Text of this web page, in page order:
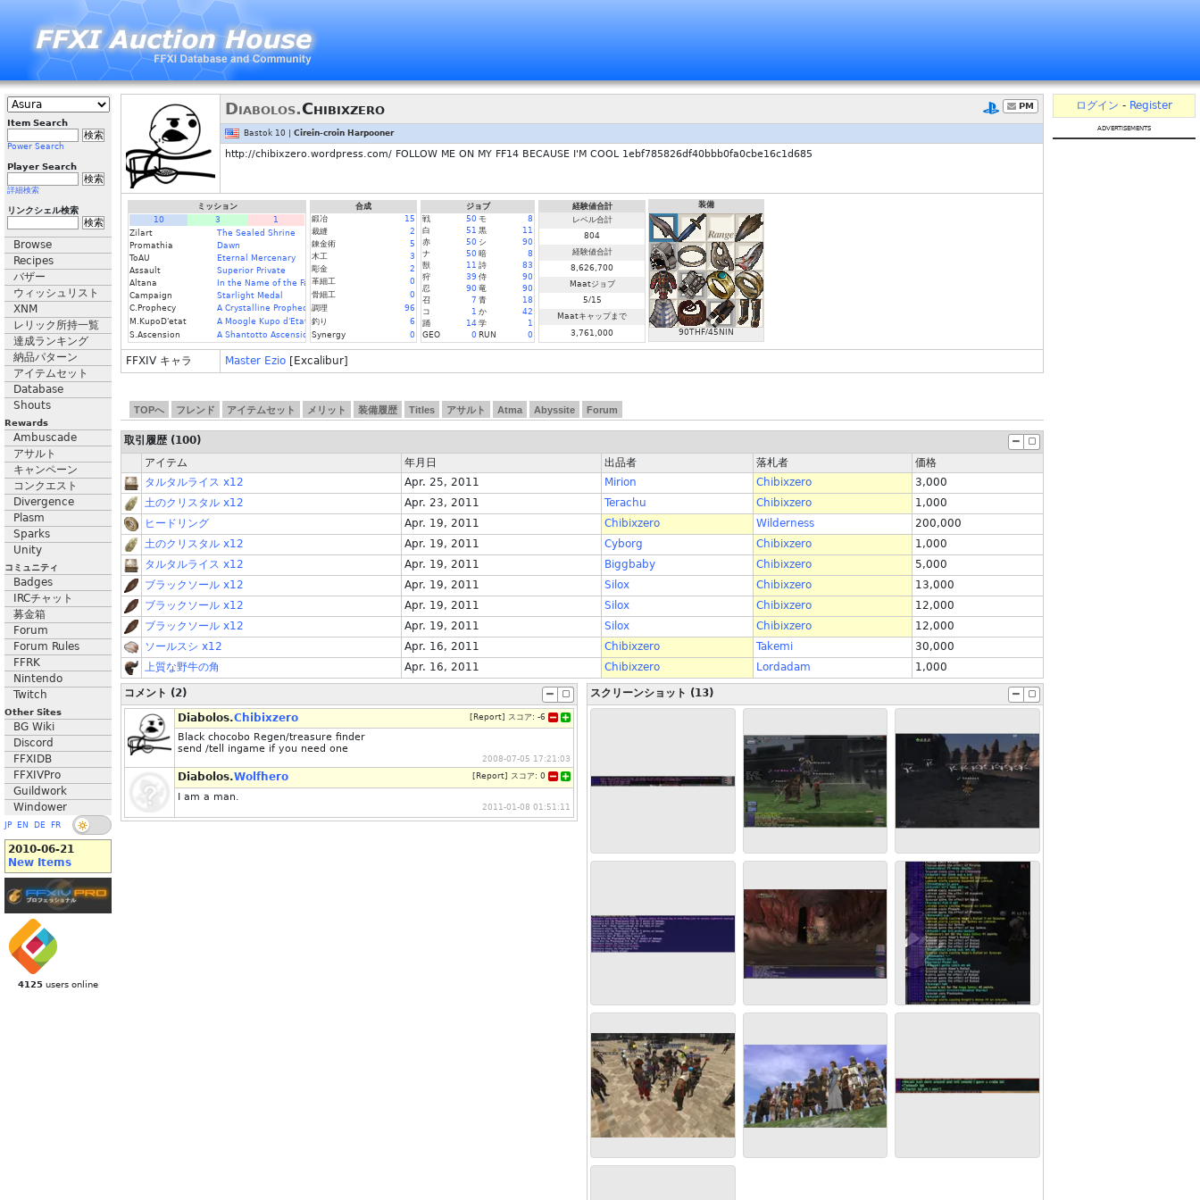
Item Search
Power Search
Player Search
詳細検索
リンクシェル検索
Browse
Recipes
バザー
ウィッシュリスト
XNM
レリック所持一覧
達成ランキング
納品パターン
アイテムセット
Database
Shouts
Rewards
Ambuscade
アサルト
キャンペーン
コンクエスト
Divergence
Plasm
Sparks
Unity
コミュニティ
Badges
IRCチャット
募金箱
Forum
Forum Rules
FFRK
Nintendo
Twitch
Other Sites
BG Wiki
Discord
FFXIDB
FFXIVPro
Guildwork
Windower
JP EN DE FR
2010-06-21
New Items
4125 users online
PM
Diabolos.Chibixzero
Bastok 10 | Cirein-croin Harpooner
http://chibixzero.wordpress.com/ FOLLOW ME ON MY FF14 BECAUSE I'M COOL 1ebf785826df40bbb0fa0cbe16c1d685
ミッション
10
3
1
Zilart
The Sealed Shrine
Promathia
Dawn
ToAU
Eternal Mercenary
Assault
Superior Private
Altana
In the Name of the Father
Campaign
Starlight Medal
C.Prophecy
A Crystalline Prophecy (Fin.)
M.KupoD'etat
A Moogle Kupo d'Etat
S.Ascension
A Shantotto Ascension
合成
鍛冶
15
裁縫
2
錬金術
5
木工
3
彫金
2
革細工
0
骨細工
0
調理
96
釣り
6
Synergy
0
ジョブ
戦
50 モ
8
白
51 黒
11
赤
50 シ
90
ナ
50 暗
8
獣
11 詩
83
狩
39 侍
90
忍
90 竜
90
召
7 青
18
コ
1 か
42
踊
14 学
1
GEO
0 RUN 0
経験値合計
レベル合計
804
経験値合計
8,626,700
Maatジョブ
5/15
Maatキャップまで
3,761,000
装備
90THF/45NIN
FFXIV キャラ Master Ezio [Excalibur]
TOPへ フレンド アイテムセット メリット 装備履歴 Titles アサルト Atma Abyssite Forum
取引履歴 (100)
アイテム
年月日 出品者 落札者
価格
タルタルライス x12
Apr. 25, 2011 Mirion Chibixzero
3,000
土のクリスタル x12
Apr. 23, 2011 Terachu Chibixzero
1,000
ヒードリング
Apr. 19, 2011 Chibixzero Wilderness
200,000
土のクリスタル x12
Apr. 19, 2011 Cyborg Chibixzero
1,000
タルタルライス x12
Apr. 19, 2011 Biggbaby Chibixzero
5,000
ブラックソール x12
Apr. 19, 2011 Silox Chibixzero
13,000
ブラックソール x12
Apr. 19, 2011 Silox Chibixzero
12,000
ブラックソール x12
Apr. 19, 2011 Silox Chibixzero
12,000
ソールスシ x12
Apr. 16, 2011 Chibixzero Takemi
30,000
上質な野牛の角
Apr. 16, 2011 Chibixzero Lordadam 1,000
コメント (2)
Diabolos.Chibixzero [ Report] スコア: -6
Black chocobo Regen/treasure finder
send /tell ingame if you need one
2008-07-05 17:21:03
Diabolos.Wolfhero [ Report] スコア: 0
I am a man.
2011-01-08 01:51:11
スクリーンショット (13)
ログイン - Register
advertisements